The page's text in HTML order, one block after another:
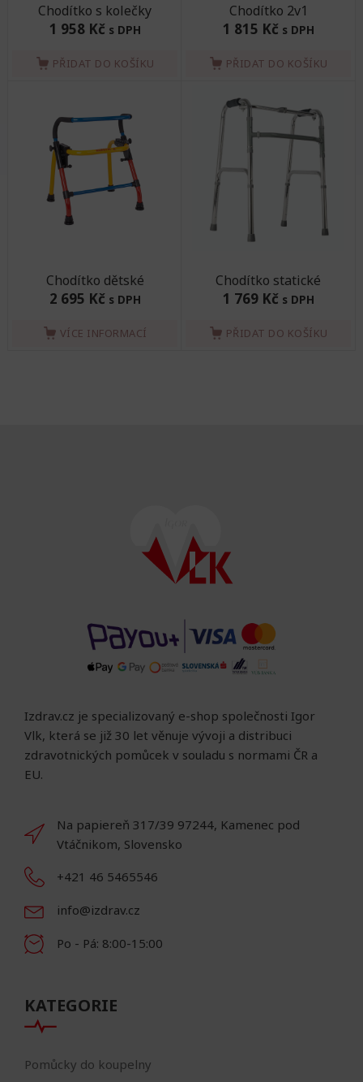
Chodítko s kolečky
1 958 Kč s DPH
PŘIDAT DO KOŠÍKU
Chodítko 2v1
1 815 Kč s DPH
PŘIDAT DO KOŠÍKU
Chodítko dětské
2 695 Kč s DPH
VÍCE INFORMACÍ
Chodítko statické
1 769 Kč s DPH
PŘIDAT DO KOŠÍKU
Izdrav.cz je specializovaný e-shop společnosti Igor
Vlk, která se již 30 let věnuje vývoji a distribuci
zdravotnických pomůcek v souladu s normami ČR a
EU.
Na papiereň 317/39 97244, Kamenec pod
Vtáčnikom, Slovensko
+421 46 5465546
info@izdrav.cz
Po - Pá: 8:00-15:00
KATEGORIE
Pomůcky do koupelny